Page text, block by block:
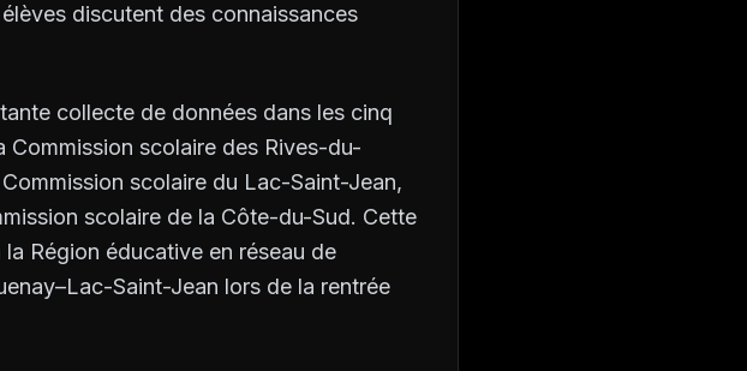
discutent des connaissances
collecte de données dans les cinq
scolaire des Rives-du-
scolaire du Lac-Saint-Jean,
scolaire de la Côte-du-Sud. Cette
Région éducative en réseau de
Saint-Jean lors de la rentrée